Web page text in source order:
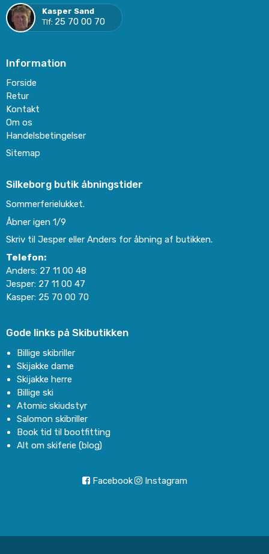
Kasper Sand
Tlf: 25 70 00 70
Information
Forside
Retur
Kontakt
Om os
Handelsbetingelser
Sitemap
Silkeborg butik åbningstider
Sommerferielukket.
Åbner igen 1/9
Skriv til Jesper eller Anders for åbning af butikken.
Telefon:
Anders: 27 11 00 48
Jesper: 27 11 00 47
Kasper: 25 70 00 70
Gode links på Skibutikken
Billige skibriller
Skijakke dame
Skijakke herre
Billige ski
Atomic skiudstyr
Salomon skibriller
Book tid til bootfitting
Alt om skiferie (blog)
Facebook Instagram